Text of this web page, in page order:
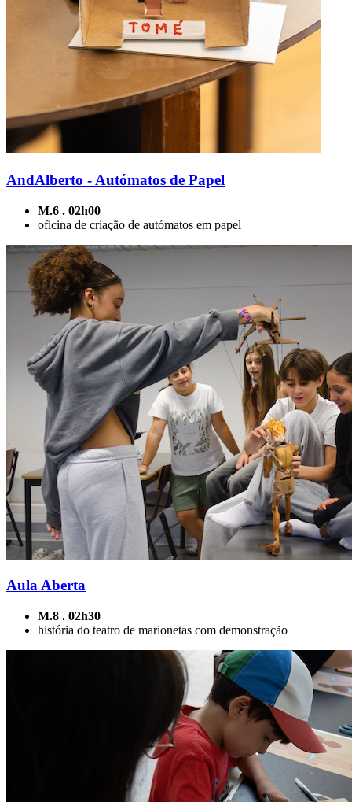
AndAlberto - Autómatos de Papel
M.6 . 02h00
oficina de criação de autómatos em papel
Aula Aberta
M.8 . 02h30
história do teatro de marionetas com demonstração